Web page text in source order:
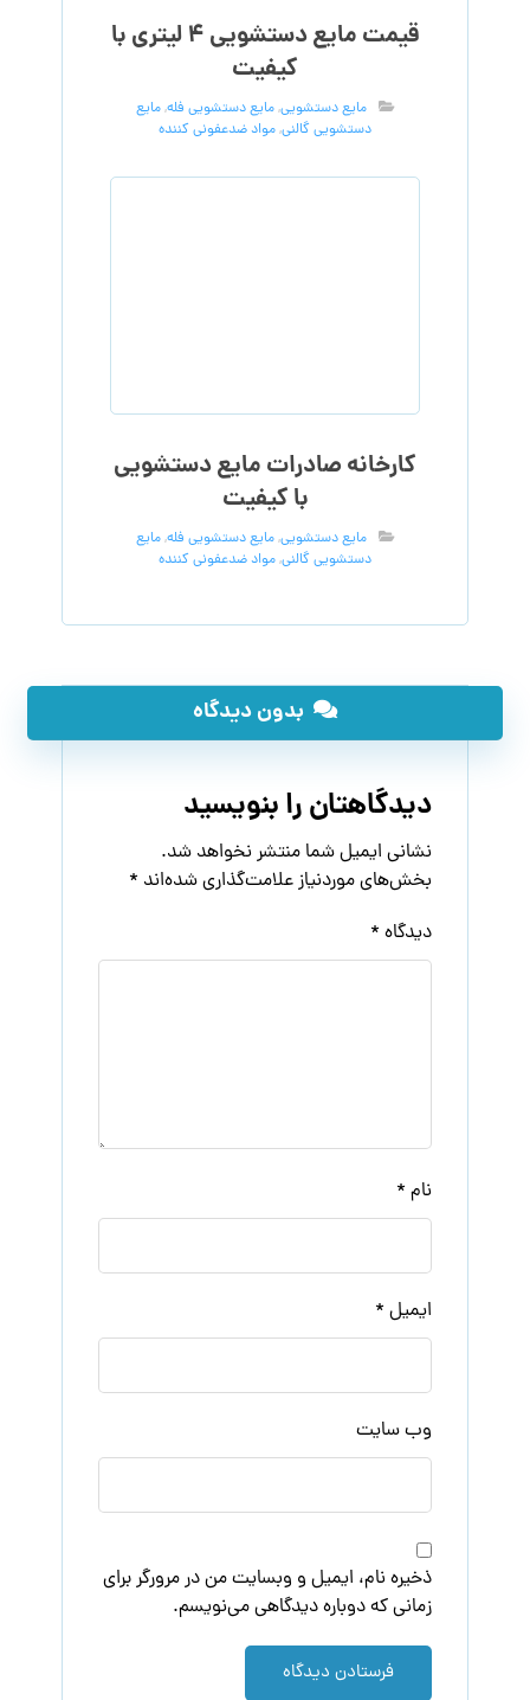
قیمت مایع دستشویی ۴ لیتری با
کیفیت
مایع دستشویی,مایع دستشویی فله,مایع
دستشویی گالنی,مواد ضدعفونی کننده
کارخانه صادرات مایع دستشویی
با کیفیت
مایع دستشویی,مایع دستشویی فله,مایع
دستشویی گالنی,مواد ضدعفونی کننده
بدون دیدگاه
دیدگاهتان را بنویسید
نشانی ایمیل شما منتشر نخواهد شد.
بخش‌های موردنیاز علامت‌گذاری شده‌اند *
دیدگاه *
نام *
ایمیل *
وب‌ سایت
ذخیره نام، ایمیل و وبسایت من در مرورگر برای
زمانی که دوباره دیدگاهی می‌نویسم.
فرستادن دیدگاه